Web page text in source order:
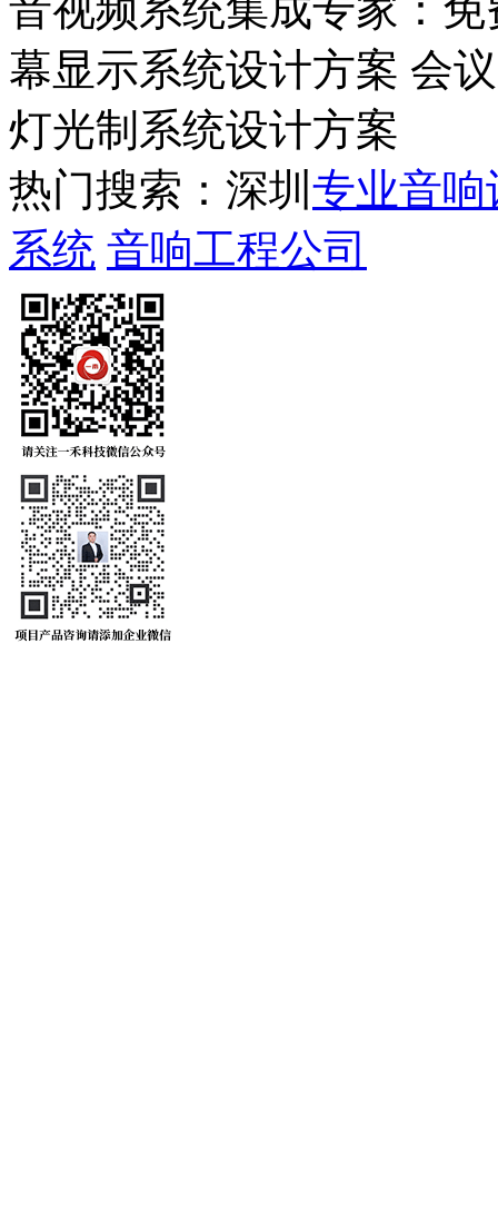
幕显示系统设计方案 会
灯光制系统设计方案
热门搜索：深圳 专业音响
系统 音响工程公司